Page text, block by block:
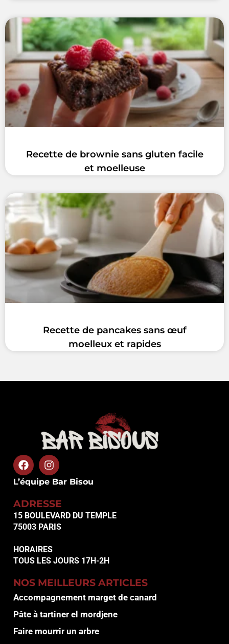
Recette de brownie sans gluten facile
et moelleuse
Recette de pancakes sans œuf
moelleux et rapides
L’équipe Bar Bisou
ADRESSE
15 BOULEVARD DU TEMPLE
75003 PARIS
HORAIRES
TOUS LES JOURS 17H-2H
NOS MEILLEURS ARTICLES
Accompagnement marget de canard
Pâte à tartiner el mordjene
Faire mourrir un arbre